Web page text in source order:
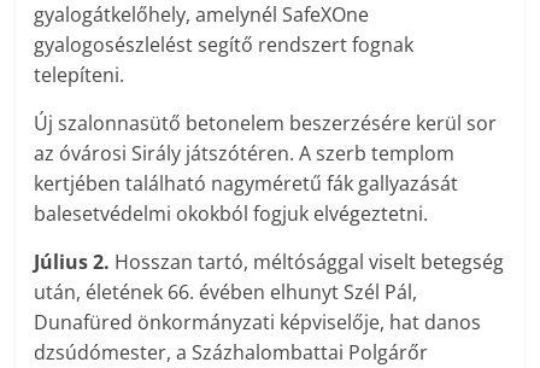
gyalogátkelőhely, amelynél SafeXOne
gyalogosészlelést segítő rendszert fognak
telepíteni.
Új szalonnasütő betonelem beszerzésére kerül sor
az óvárosi Sirály játszótéren. A szerb templom
kertjében található nagyméretű fák gallyazását
balesetvédelmi okokból fogjuk elvégeztetni.
Július 2. Hosszan tartó, méltósággal viselt betegség
után, életének 66. évében elhunyt Szél Pál,
Dunafüred önkormányzati képviselője, hat danos
dzsúdómester, a Százhalombattai Polgárőr